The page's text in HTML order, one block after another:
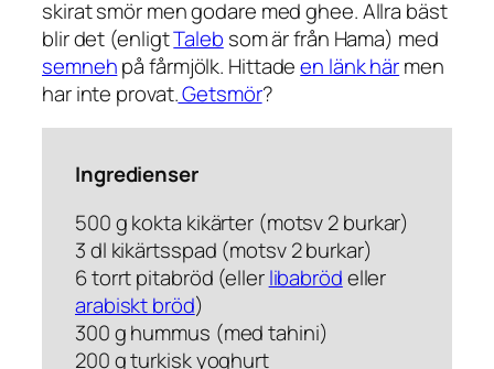
skirat smör men godare med ghee. Allra bäst
blir det (enligtTaleb som är från Hama) med
semnehpå fårmjölk. Hittadeen länk härmen
har inte provat.Getsmör?
Ingredienser
500 g kokta kikärter (motsv 2 burkar)
3 dl kikärtsspad (motsv 2 burkar)
6 torrt pitabröd (ellerlibabrödeller
arabiskt bröd)
300 g hummus (med tahini)
200 g turkisk yoghurt